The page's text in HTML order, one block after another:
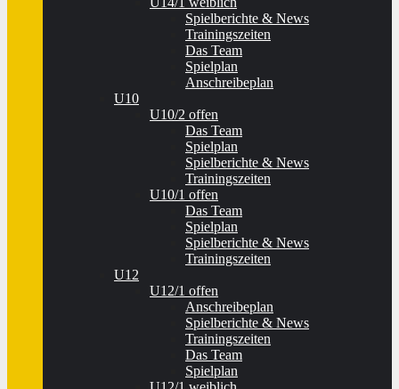
Spielberichte & News
Trainingszeiten
Das Team
Spielplan
Anschreibeplan
U10
U10/2 offen
Das Team
Spielplan
Spielberichte & News
Trainingszeiten
U10/1 offen
Das Team
Spielplan
Spielberichte & News
Trainingszeiten
U12
U12/1 offen
Anschreibeplan
Spielberichte & News
Trainingszeiten
Das Team
Spielplan